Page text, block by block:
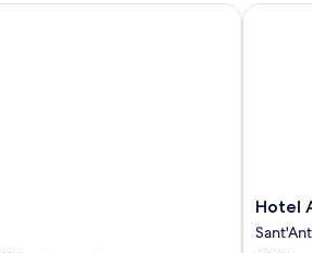
Hotel
Aldiola
Country
Hotel
Hotel